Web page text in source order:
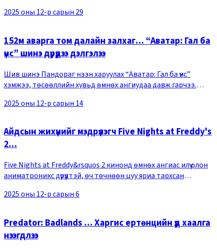
илтгэх трэйлер, зурагт хуудас цацагджээ.
2025 оны 12-р сарын 29
152м аварга том далайн залхаг… “Аватар: Гал ба
үнс” шинэ дүрүүдээ дэлгэлээ
Шив шинэ Пандораг нээн харуулах “Аватар: Гал ба үнс”
хэмжээ, төсөөллийн хувьд өмнөх ангиудаа давж гарчээ.
төсөөллөөс давсан гайхалтай дүрүүдийг бүт
2025 оны 12-р сарын 14
Айдсын жихүүнийг мэдрүүлэгч Five Nights at Freddy's
2…
Five Nights at Freddy&rsquos 2 кинонд өмнөх ангиас илүү олон
аниматроникс дүрүүдтэй, өч төчнөөн цуу яриа тархсан
талбарт өрнөх шинэ үйл явдал, өр
2025 оны 12-р сарын 6
Predator: Badlands … Харгис ертөнцийн үүд хаалга
нээгдлээ